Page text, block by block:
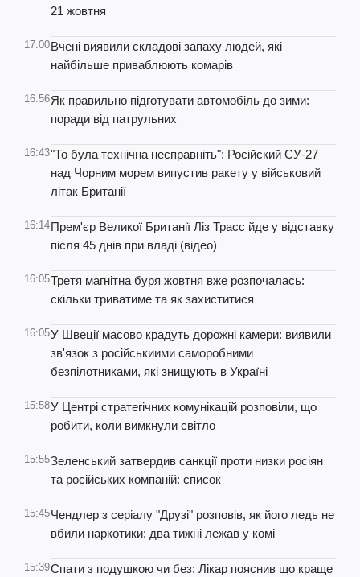
21 жовтня
17:00Вчені виявили складові запаху людей, які
найбільше приваблюють комарів
16:56Як правильно підготувати автомобіль до зими:
поради від патрульних
16:43"То була технічна несправніть": Російский СУ-27
над Чорним морем випустив ракету у військовий
літак Британії
16:14Прем'єр Великої Британії Ліз Трасс йде у відставку
після 45 днів при владі (відео)
16:05Третя магнітна буря жовтня вже розпочалась:
скільки триватиме та як захиститися
16:05У Швеції масово крадуть дорожні камери: виявили
зв'язок з російськиими саморобними
безпілотниками, які знищують в Україні
15:58У Центрі стратегічних комунікацій розповіли, що
робити, коли вимкнули світло
15:55Зеленський затвердив санкції проти низки росіян
та російських компаній: список
15:45Чендлер з серіалу "Друзі" розповів, як його ледь не
вбили наркотики: два тижні лежав у комі
15:39Спати з подушкою чи без: Лікар пояснив що краще